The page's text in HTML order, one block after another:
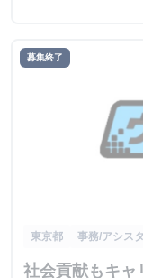
募集終了
東京都 事務/アシス
社会貢献もキャ